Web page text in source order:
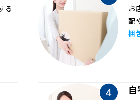
る
お
配
梱